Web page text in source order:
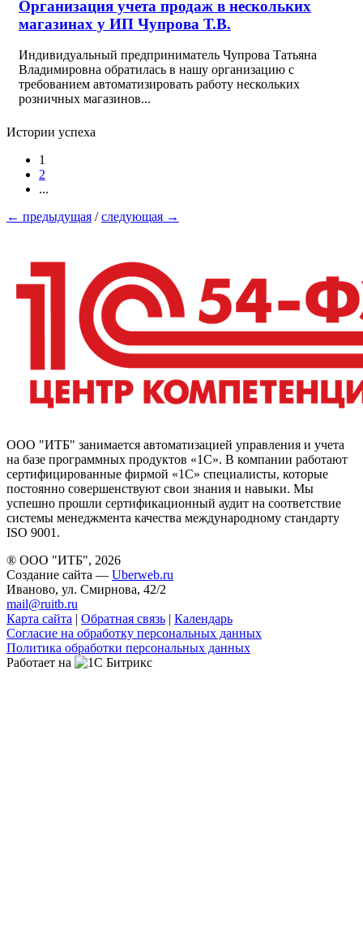
Организация учета продаж в нескольких
магазинах у ИП Чупрова Т.В.
Индивидуальный предприниматель Чупрова Татьяна
Владимировна обратилась в нашу организацию с
требованием автоматизировать работу нескольких
розничных магазинов...
Истории успеха
1
2
...
← предыдущая /следующая →
ООО "ИТБ" занимается автоматизацией управления и учета
на базе программных продуктов «1С». В компании работают
сертифицированные фирмой «1С» специалисты, которые
постоянно совершенствуют свои знания и навыки. Мы
успешно прошли сертификационный аудит на соответствие
системы менеджмента качества международному стандарту
ISO 9001.
® ООО "ИТБ", 2026
Создание сайта — Uberweb.ru
Иваново, ул. Смирнова, 42/2
mail@ruitb.ru
Карта сайта | Обратная связь | Календарь
Согласие на обработку персональных данных
Политика обработки персональных данных
Работает на